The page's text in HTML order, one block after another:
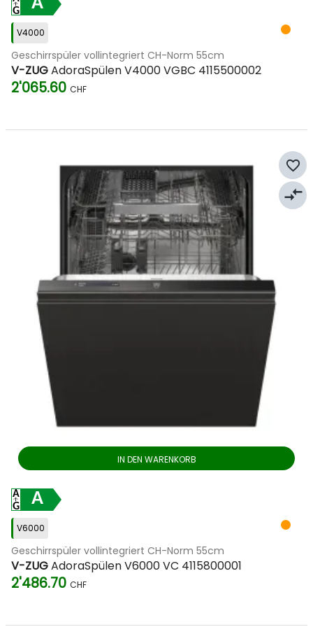
V4000
Geschirrspüler vollintegriert CH-Norm 55cm
V-ZUGAdoraSpülen V4000 VGBC 4115500002
2'065.60 CHF
IN DEN WARENKORB
A
V6000
Geschirrspüler vollintegriert CH-Norm 55cm
V-ZUGAdoraSpülen V6000 VC 4115800001
2'486.70 CHF
favorite_border
compare_arrows